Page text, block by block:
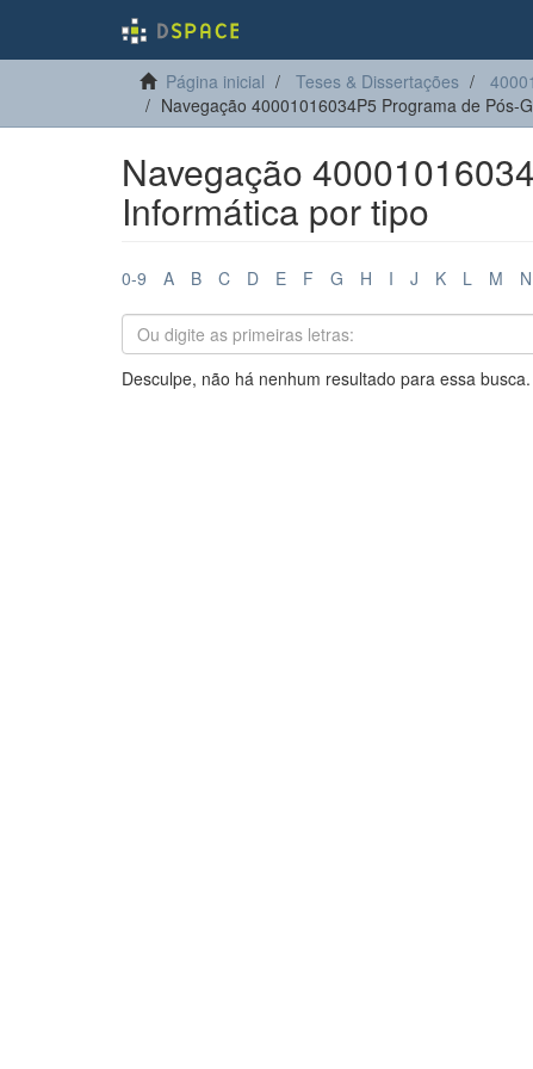
Página inicial Teses & Dissertações
Navegação 40001016034P5 Programa de Pós-
Navegação
Informática por tipo
0-9 A B C D E F G H I J K L M N
Desculpe, não há nenhum resultado para essa busca.